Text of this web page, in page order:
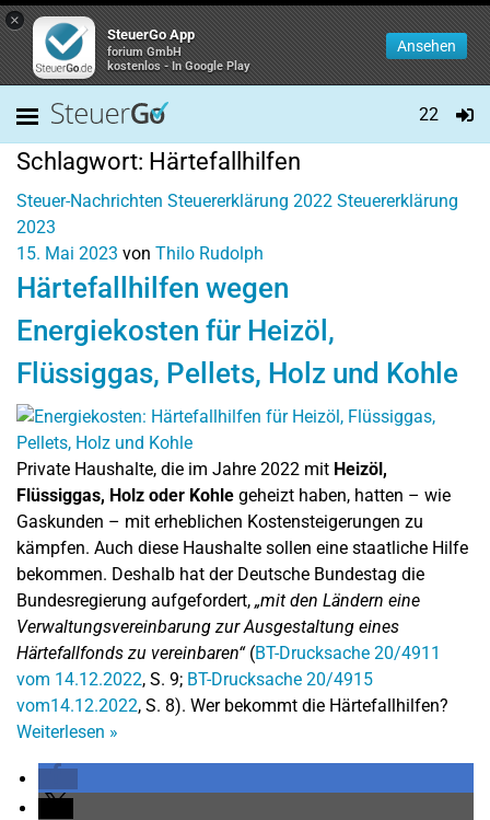
×
SteuerGo App
forium GmbH
kostenlos - In Google Play
Ansehen
22
Schlagwort: Härtefallhilfen
Steuer-Nachrichten Steuererklärung 2022 Steuererklärung
2023
15. Mai 2023 von Thilo Rudolph
Härtefallhilfen wegen
Energiekosten für Heizöl,
Flüssiggas, Pellets, Holz und Kohle
Private Haushalte, die im Jahre 2022 mit Heizöl,
Flüssiggas, Holz oder Kohle geheizt haben, hatten – wie
Gaskunden – mit erheblichen Kostensteigerungen zu
kämpfen. Auch diese Haushalte sollen eine staatliche Hilfe
bekommen. Deshalb hat der Deutsche Bundestag die
Bundesregierung aufgefordert, „mit den Ländern eine
Verwaltungsvereinbarung zur Ausgestaltung eines
Härtefallfonds zu vereinbaren“ (BT-Drucksache 20/4911
vom 14.12.2022, S. 9; BT-Drucksache 20/4915
vom14.12.2022, S. 8). Wer bekommt die Härtefallhilfen?
Weiterlesen »